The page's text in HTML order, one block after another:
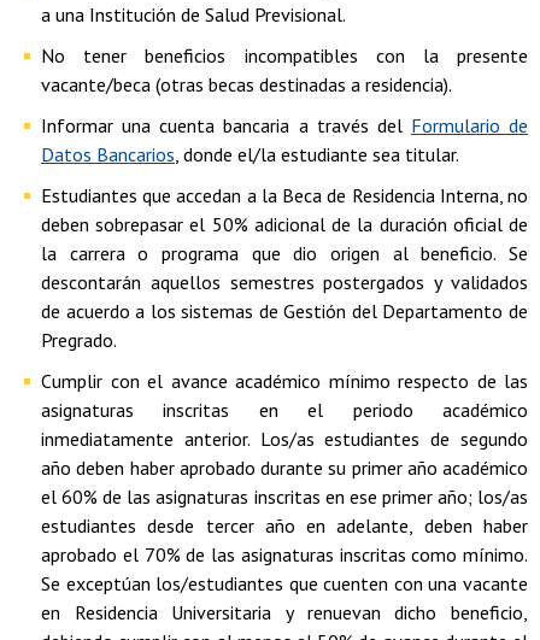
a una Institución de Salud Previsional.
No tener beneficios incompatibles con la presente
vacante/beca (otras becas destinadas a residencia).
Informar una cuenta bancaria a través del Formulario de
Datos Bancarios , donde el/la estudiante sea titular.
Estudiantes que accedan a la Beca de Residencia Interna, no
deben sobrepasar el 50% adicional de la duración oficial de
la carrera o programa que dio origen al beneficio. Se
descontarán aquellos semestres postergados y validados
de acuerdo a los sistemas de Gestión del Departamento de
Pregrado.
Cumplir con el avance académico mínimo respecto de las
asignaturas inscritas en el periodo académico
inmediatamente anterior. Los/as estudiantes de segundo
año deben haber aprobado durante su primer año académico
el 60% de las asignaturas inscritas en ese primer año; los/as
estudiantes desde tercer año en adelante, deben haber
aprobado el 70% de las asignaturas inscritas como mínimo.
Se exceptúan los/estudiantes que cuenten con una vacante
en Residencia Universitaria y renuevan dicho beneficio,